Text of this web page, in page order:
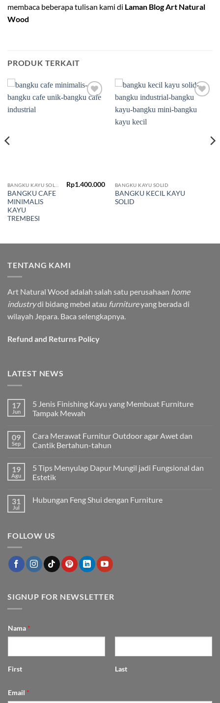
membaca beberapa tulisan kami di Laman Blog Art Natural
Wood
PRODUK TERKAIT
BANGKU CAFE
MINIMALIS
KAYU
TREMBESI
Rp1.400.000
wishlist
BANGKU KAYU SOLID
BANGKU KECIL KAYU
SOLID
TENTANG KAMI
Art Natural Wood adalah salah satu perusahaan home
industrydi bidang mebel atau furnitureyang berada di
wilayah Jepara. Baca selengkapnya.
Refund and Returns Policy
LATEST NEWS
17
Jun
5 Jenis Finishing Kayu yang Membuat Furniture
Tampak Mewah
komentar
pada
5
Kayu
yang
Membuat
Mewah
09
Sep
Cara Merawat Furnitur Outdoor agar Awet dan
Cantik Bertahun-tahun
komentar
pada
Cara
Outdoor
tahun
19
Agu
5 Tips Menyulap Dapur Mungil jadi Fungsional dan
Estetik
komentar
Mungil
dan
Estetik
31
Jul
Hubungan Feng Shui dengan Furniture
Hubungan
Furniture
FOLLOW US
SIGNUP FOR NEWSLETTER
Nama *
First Last
Email *